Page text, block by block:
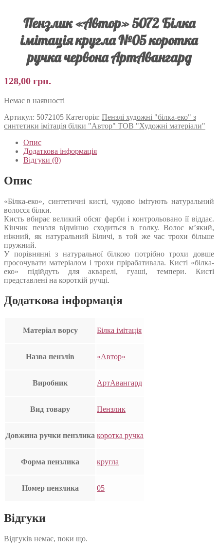
Пензлик «Автор» 5072 Білка
імітація кругла №05 коротка
ручка червона АртАвангард
128,00 грн.
Немає в наявності
Артикул: 5072105 Категорія: Пензлі художні "білка-еко" з
синтетики імітація білки "Автор" ТОВ "Художні матеріали"
Опис
Додаткова інформація
Відгуки (0)
Опис
«Білка-еко», синтетичні кисті, чудово імітують натуральний
волосся білки.
Кисть вбирає великий обсяг фарби і контрольовано її віддає.
Кінчик пензля відмінно сходиться в голку. Волос м’який,
ніжний, як натуральний Біличі, в той же час трохи більше
пружний.
У порівнянні з натуральної білкою потрібно трохи довше
просочувати матеріалом і трохи прірабативала. Кисті «білка-
еко» підійдуть для акварелі, гуаші, темпери. Кисті
представлені на короткій ручці.
Додаткова інформація
Матеріал ворсу Білка імітація
Назва пензлів «Автор»
Виробник АртАвангард
Вид товару Пензлик
Довжина ручки пензлика коротка ручка
Форма пензлика кругла
Номер пензлика 05
Відгуки
Відгуків немає, поки що.